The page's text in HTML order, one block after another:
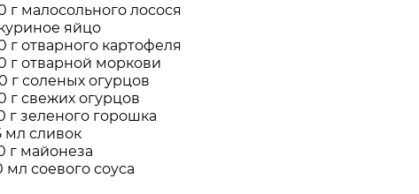
г малосольного лосося
яйцо
г отварного картофеля
г отварной моркови
г соленых огурцов
г свежих огурцов
г зеленого горошка
мл сливок
г майонеза
мл соевого соуса